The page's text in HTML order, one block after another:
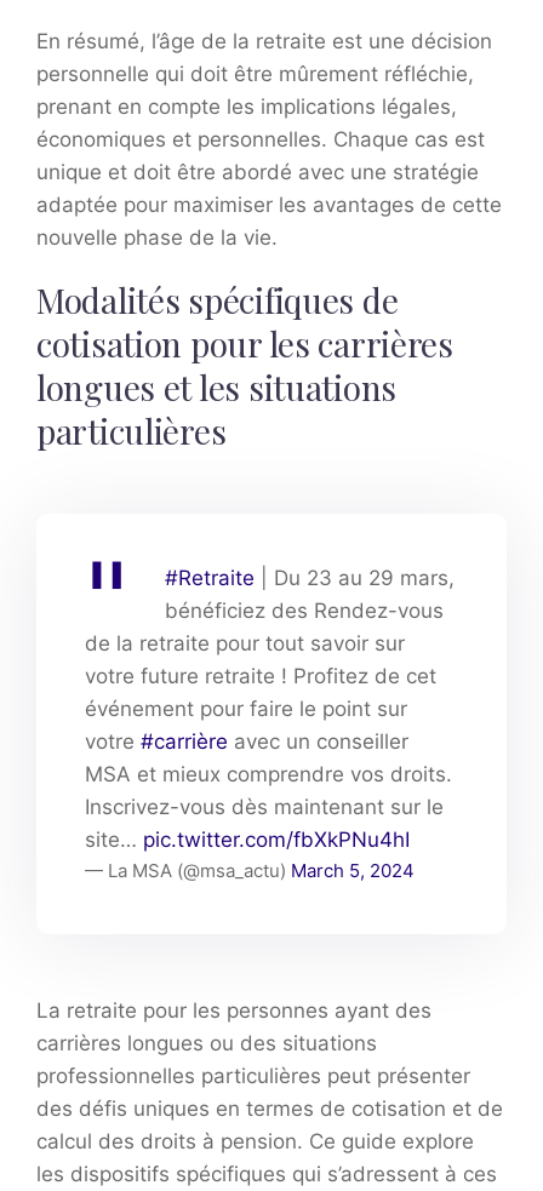
En résumé, l’âge de la retraite est une décision
personnelle qui doit être mûrement réfléchie,
prenant en compte les implications légales,
économiques et personnelles. Chaque cas est
unique et doit être abordé avec une stratégie
adaptée pour maximiser les avantages de cette
nouvelle phase de la vie.
Modalités spécifiques de
cotisation pour les carrières
longues et les situations
particulières
#Retraite | Du 23 au 29 mars,
bénéficiez des Rendez-vous
de la retraite pour tout savoir sur
votre future retraite ! Profitez de cet
événement pour faire le point sur
votre #carrière avec un conseiller
MSA et mieux comprendre vos droits.
Inscrivez-vous dès maintenant sur le
site… pic.twitter.com/fbXkPNu4hI
— La MSA (@msa_actu) March 5, 2024
La retraite pour les personnes ayant des
carrières longues ou des situations
professionnelles particulières peut présenter
des défis uniques en termes de cotisation et de
calcul des droits à pension. Ce guide explore
les dispositifs spécifiques qui s’adressent à ces